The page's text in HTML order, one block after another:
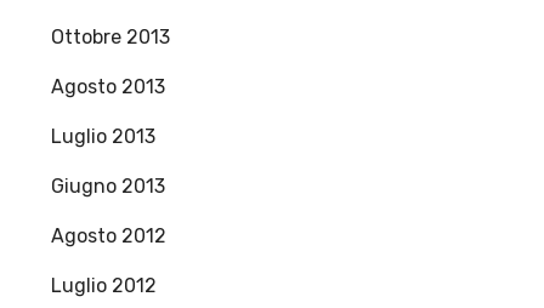
Ottobre 2013
Agosto 2013
Luglio 2013
Giugno 2013
Agosto 2012
Luglio 2012